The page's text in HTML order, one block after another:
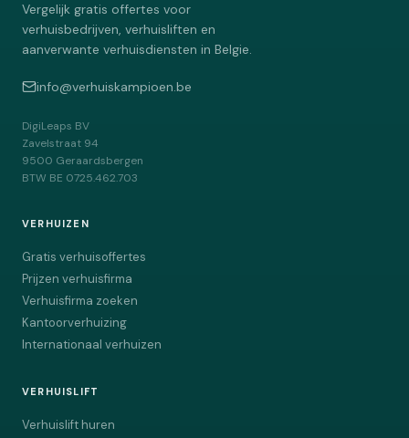
Vergelijk gratis offertes voor
verhuisbedrijven, verhuisliften en
aanverwante verhuisdiensten in Belgie.
info@verhuiskampioen.be
DigiLeaps BV
Zavelstraat 94
9500 Geraardsbergen
BTW BE 0725.462.703
VERHUIZEN
Gratis verhuisoffertes
Prijzen verhuisfirma
Verhuisfirma zoeken
Kantoorverhuizing
Internationaal verhuizen
VERHUISLIFT
Verhuislift huren